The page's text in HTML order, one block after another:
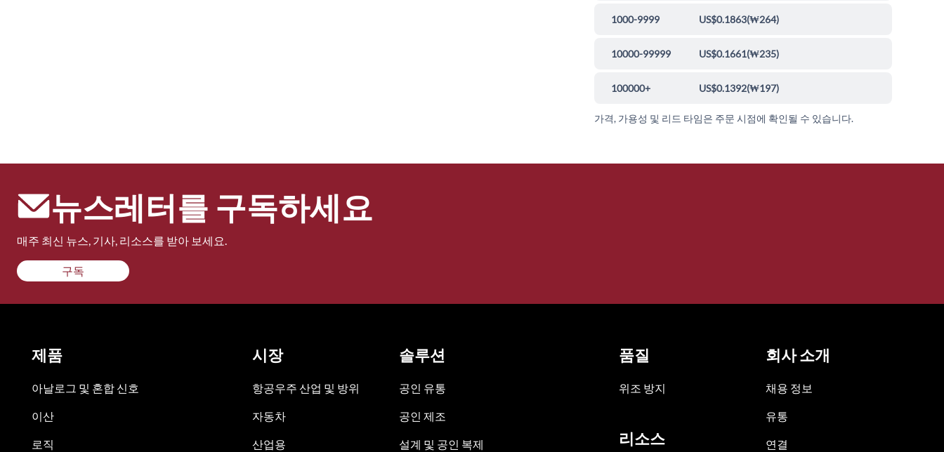
1000-9999 US$0.1863(₩264)
10000-99999 US$0.1661(₩235)
100000+ US$0.1392(₩197)
가격, 가용성 및 리드 타임은 주문 시점에 확인될 수 있습니다.
뉴스레터를 구독하세요
매주 최신 뉴스, 기사, 리소스를 받아 보세요.
구독
제품
아날로그 및 혼합 신호
이산
로직
시장
항공우주 산업 및 방위
자동차
산업용
솔루션
공인 유통
공인 제조
설계 및 공인 복제
품질
위조 방지
리소스
회사 소개
채용 정보
유통
연결